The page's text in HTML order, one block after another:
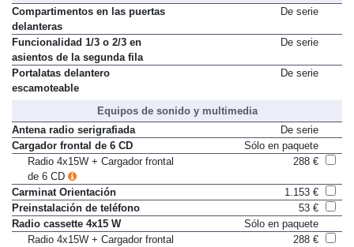
Compartimentos en las puertas
delanteras
De serie
Funcionalidad 1/3 o 2/3 en
asientos de la segunda fila
De serie
Portalatas delantero
escamoteable
De serie
Equipos de sonido y multimedia
Antena radio serigrafiada
De serie
Cargador frontal de 6 CD
Sólo en paquete
Radio 4x15W + Cargador frontal
de 6 CD
288 €
Carminat Orientación
1.153 €
Preinstalación de teléfono
53 €
Radio cassette 4x15 W
Sólo en paquete
Radio 4x15W + Cargador frontal
288 €